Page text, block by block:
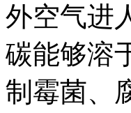
外空气进
碳能够溶
制霉菌、